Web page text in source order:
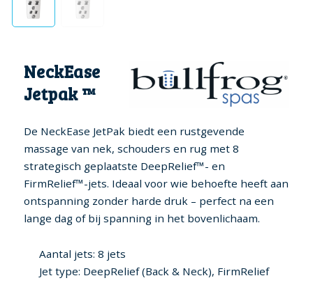
NeckEase
Jetpak ™
De NeckEase JetPak biedt een rustgevende
massage van nek, schouders en rug met 8
strategisch geplaatste DeepRelief™- en
FirmRelief™-jets. Ideaal voor wie behoefte heeft aan
ontspanning zonder harde druk – perfect na een
lange dag of bij spanning in het bovenlichaam.
Aantal jets: 8 jets
Jet type: DeepRelief (Back & Neck), FirmRelief